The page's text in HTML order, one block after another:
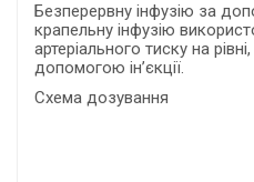
Безперервну інфузію за
крапельну інфузію
артеріального тиску на
допомогою ін’єкції.
Схема дозування